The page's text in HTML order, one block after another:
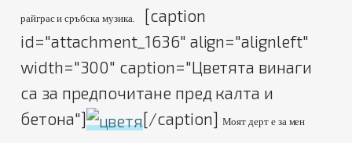
райграс и сръбска музика.
[caption
id="attachment_1636" align="alignleft"
width="300" caption="Цветята винаги
са за предпочитане пред калта и
бетона"]
[/caption] Моят дерт е за мен